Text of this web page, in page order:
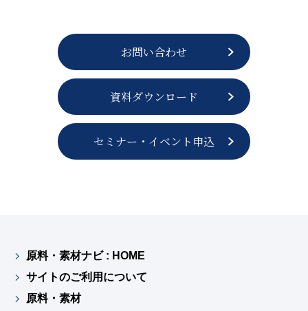
お問い合わせ
資料ダウンロード
セミナー・イベント申込
原料・素材ナビ : HOME
サイトのご利用について
原料・素材